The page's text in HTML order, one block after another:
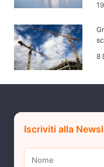
8
Iscriviti alla